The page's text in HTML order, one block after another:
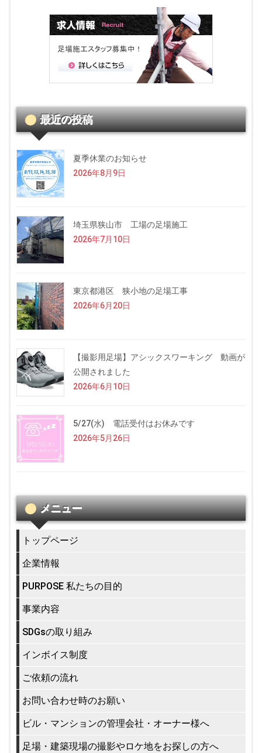
最近の投稿
夏季休業のお知らせ
2026年8月9日
埼玉県狭山市 工場の足場施工
2026年7月10日
東京都港区 狭小地の足場工事
2026年6月20日
【撮影用足場】アシックスワーキング 動画が
公開されました
2026年6月10日
5/27(水) 電話受付はお休みです
2026年5月26日
メニュー
トップページ
企業情報
PURPOSE 私たちの目的
事業内容
SDGsの取り組み
インボイス制度
ご依頼の流れ
お問い合わせ時のお願い
ビル・マンションの管理会社・オーナー様へ
足場・建築現場の撮影やロケ地をお探しの方へ